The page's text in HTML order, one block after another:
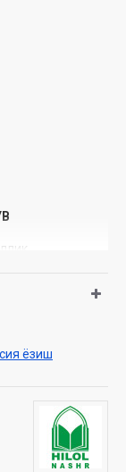
этмоқда.
беришдир.
алайҳи
танишамиз:
ёзиш